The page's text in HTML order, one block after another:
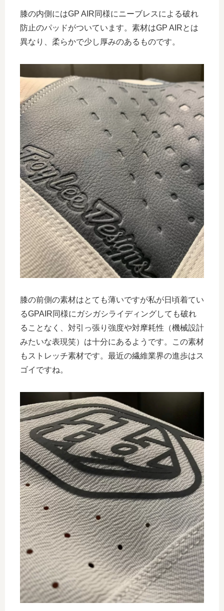
膝の内側にはGP AIR同様にニーブレスによる破れ
防止のパッドがついています。素材はGP AIRとは
異なり、柔らかで少し厚みのあるものです。
膝の前側の素材はとても薄いですが私が日頃着てい
るGPAIR同様にガシガシライディングしても破れ
ることなく、対引っ張り強度や対摩耗性（機械設計
みたいな表現笑）は十分にあるようです。この素材
もストレッチ素材です。最近の繊維業界の進歩はス
ゴイですね。